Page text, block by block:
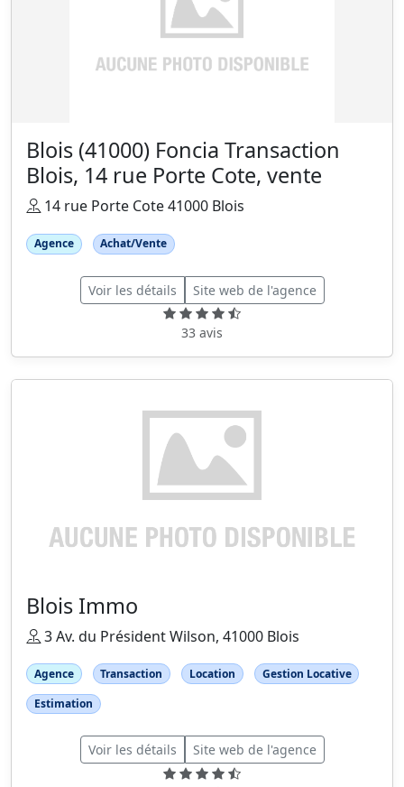
Blois (41000) Foncia Transaction
Blois, 14 rue Porte Cote, vente
14 rue Porte Cote 41000 Blois
Agence Achat/Vente
Voir les détails Site web de l'agence
33 avis
Blois Immo
3 Av. du Président Wilson, 41000 Blois
Agence Transaction Location
Gestion Locative
Estimation
Voir les détails Site web de l'agence